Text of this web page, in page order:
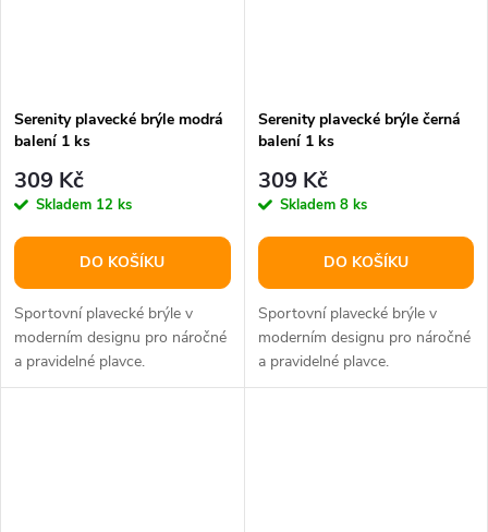
Serenity plavecké brýle modrá
balení 1 ks
309 Kč
Skladem 12 ks
DO KOŠÍKU
Sportovní plavecké brýle v
moderním designu pro náročné
a pravidelné plavce.
Serenity plavecké brýle černá
balení 1 ks
309 Kč
Skladem 8 ks
DO KOŠÍKU
Sportovní plavecké brýle v
moderním designu pro náročné
a pravidelné plavce.